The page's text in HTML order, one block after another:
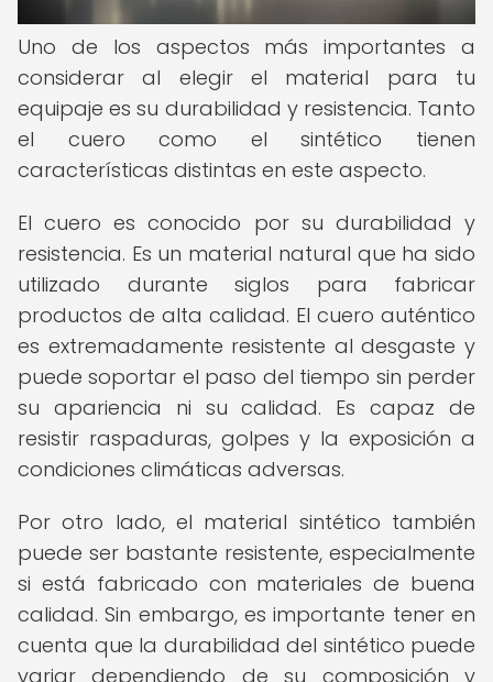
Uno de los aspectos más importantes a
considerar al elegir el material para tu
equipaje es su durabilidad y resistencia. Tanto
el cuero como el sintético tienen
características distintas en este aspecto.
El cuero es conocido por su durabilidad y
resistencia. Es un material natural que ha sido
utilizado durante siglos para fabricar
productos de alta calidad. El cuero auténtico
es extremadamente resistente al desgaste y
puede soportar el paso del tiempo sin perder
su apariencia ni su calidad. Es capaz de
resistir raspaduras, golpes y la exposición a
condiciones climáticas adversas.
Por otro lado, el material sintético también
puede ser bastante resistente, especialmente
si está fabricado con materiales de buena
calidad. Sin embargo, es importante tener en
cuenta que la durabilidad del sintético puede
variar dependiendo de su composición y